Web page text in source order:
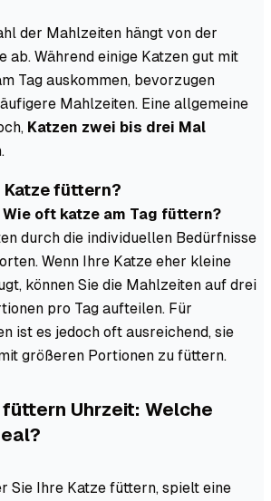
der Mahlzeiten hängt von der
ab. Während einige Katzen gut mit
Tag auskommen, bevorzugen
Mahlzeiten. Eine allgemeine
Katzen zwei bis drei Mal
Katze füttern?
Wie oft katze am Tag füttern?
durch die individuellen Bedürfnisse
Wenn Ihre Katze eher kleine
können Sie die Mahlzeiten auf drei
pro Tag aufteilen. Für
ist es jedoch oft ausreichend, sie
größeren Portionen zu füttern.
füttern Uhrzeit: Welche
Sie Ihre Katze füttern, spielt eine